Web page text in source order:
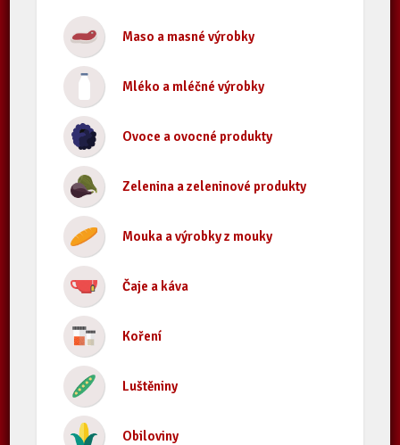
Maso a masné výrobky
Mléko a mléčné výrobky
Ovoce a ovocné produkty
Zelenina a zeleninové produkty
Mouka a výrobky z mouky
Čaje a káva
Koření
Luštěniny
Obiloviny